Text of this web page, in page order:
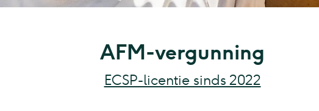
AFM-vergunning
ECSP-licentie sinds 2022